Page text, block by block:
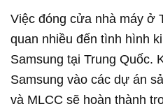
Việc đóng cửa nhà máy ở
quan nhiều đến tình hình
Samsung tại Trung Quốc.
Samsung vào các dự án
và MLCC sẽ hoàn thành